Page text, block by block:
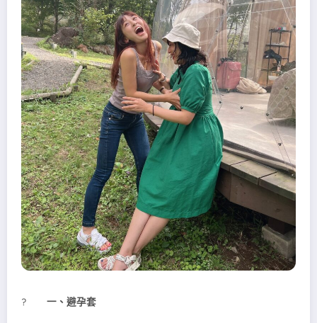
? 一、避孕套